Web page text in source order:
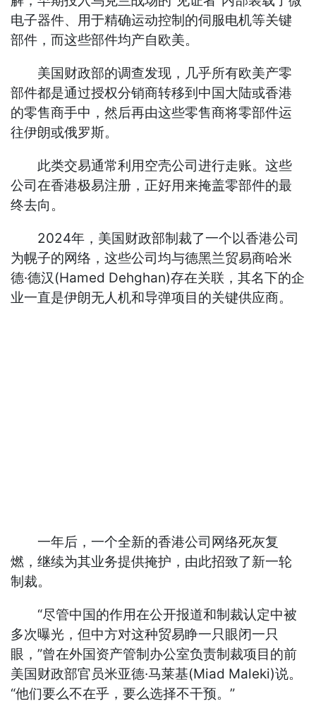
电子器件、用于精确运动控制的伺服电机等关键
部件，而这些部件均产自欧美。
美国财政部的调查发现，几乎所有欧美产零
部件都是通过授权分销商转移到中国大陆或香港
的零售商手中，然后再由这些零售商将零部件运
往伊朗或俄罗斯。
此类交易通常利用空壳公司进行走账。这些
公司在香港极易注册，正好用来掩盖零部件的最
终去向。
2024年，美国财政部制裁了一个以香港公司
为幌子的网络，这些公司均与德黑兰贸易商哈米
德·德汉(Hamed Dehghan)存在关联，其名下的企
业一直是伊朗无人机和导弹项目的关键供应商。
一年后，一个全新的香港公司网络死灰复
燃，继续为其业务提供掩护，由此招致了新一轮
制裁。
“尽管中国的作用在公开报道和制裁认定中被
多次曝光，但中方对这种贸易睁一只眼闭一只
眼，”曾在外国资产管制办公室负责制裁项目的前
美国财政部官员米亚德·马莱基(Miad Maleki)说。
“他们要么不在乎，要么选择不干预。”